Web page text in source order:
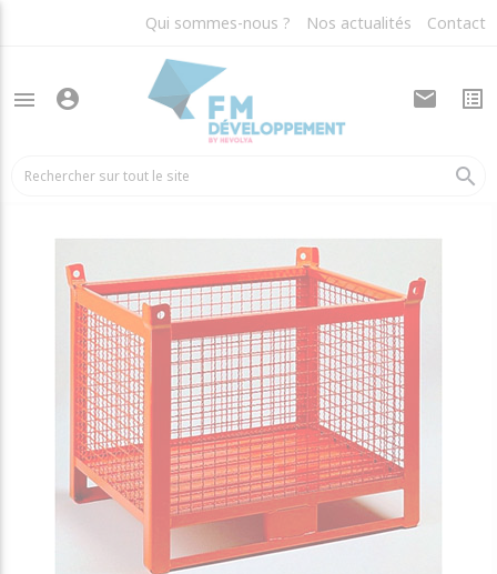
Qui sommes-nous ? Nos actualités Contact
menu account_circle mail list_alt
search
arrow_back Conteneurs et bennes métalliques